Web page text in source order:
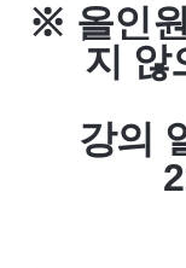
※ 올인
지 않
강의